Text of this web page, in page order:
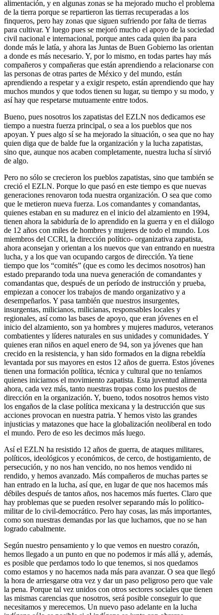
alimentación, y en algunas zonas se ha mejorado mucho el problema
de la tierra porque se repartieron las tierras recuperadas a los
finqueros, pero hay zonas que siguen sufriendo por falta de tierras
para cultivar. Y luego pues se mejoró mucho el apoyo de la sociedad
civil nacional e internacional, porque antes cada quien iba para
donde más le latía, y ahora las Juntas de Buen Gobierno las orientan
a donde es más necesario. Y, por lo mismo, en todas partes hay más
compañeros y compañeras que están aprendiendo a relacionarse con
las personas de otras partes de México y del mundo, están
aprendiendo a respetar y a exigir respeto, están aprendiendo que hay
muchos mundos y que todos tienen su lugar, su tiempo y su modo, y
así hay que respetarse mutuamente entre todos.
Bueno, pues nosotros los zapatistas del EZLN nos dedicamos ese
tiempo a nuestra fuerza principal, o sea a los pueblos que nos
apoyan. Y pues algo sí se ha mejorado la situación, o sea que no hay
quien diga que de balde fue la organización y la lucha zapatistas,
sino que, aunque nos acaben completamente, nuestra lucha sí sirvió
de algo.
Pero no sólo se crecieron los pueblos zapatistas, sino que también se
creció el EZLN. Porque lo que pasó en este tiempo es que nuevas
generaciones renovaron toda nuestra organización. O sea que como
que le metieron nueva fuerza. Los comandantes y comandantas,
quienes estaban en su madurez en el inicio del alzamiento en 1994,
tienen ahora la sabiduría de lo aprendido en la guerra y en el diálogo
de 12 años con miles de hombres y mujeres de todo el mundo. Los
miembros del CCRI, la dirección político- organizativa zapatista,
ahora aconsejan y orientan a los nuevos que van entrando en nuestra
lucha, y a los que van ocupando cargos de dirección. Ya tiene
tiempo que los “comités” (que es como les decimos nosotros) han
estado preparando toda una nueva generación de comandantes y
comandantas que, después de un período de instrucción y prueba,
empiezan a conocer los trabajos de mando organizativo y a
desempeñarlos. Y pasa también que nuestros insurgentes,
insurgentas, milicianos, milicianas, responsables locales y
regionales, así como las bases de apoyo, que eran jóvenes en el
inicio del alzamiento, son ya hombres y mujeres maduros, veteranos
combatientes y líderes naturales en sus unidades y comunidades. Y
quienes eran niños en aquel enero de 94, son ya jóvenes que han
crecido en la resistencia, y han sido formados en la digna rebeldía
levantada por sus mayores en estos 12 años de guerra. Estos jóvenes
tienen una formación política, técnica y cultural que no teníamos
quienes iniciamos el movimiento zapatista. Esta juventud alimenta
ahora, cada vez más, tanto nuestras tropas como los puestos de
dirección en la organización. Y, bueno, todos nosotros hemos visto
los engaños de la clase política mexicana y la destrucción que sus
acciones provocan en nuestra patria. Y hemos visto las grandes
injusticias y matazones que hace la globalización neoliberal en todo
el mundo. Pero de eso les decimos más luego.
Así el EZLN ha resistido 12 años de guerra, de ataques militares,
políticos, ideológicos y económicos, de cerco, de hostigamiento, de
persecución, y no nos han vencido, no nos hemos vendido ni
rendido, y hemos avanzado. Más compañeros de muchas partes se
han entrado en la lucha, así que, en lugar de que nos hacemos más
débiles después de tantos años, nos hacemos más fuertes. Claro que
hay problemas que se pueden resolver separando más lo político-
militar de lo civil-democrático. Pero hay cosas, las más importantes,
como son nuestras demandas por las que luchamos, que no se han
logrado cabalmente.
Según nuestro pensamiento y lo que vemos en nuestro corazón,
hemos llegado a un punto en que no podemos ir más allá y, además,
es posible que perdamos todo lo que tenemos, si nos quedamos
como estamos y no hacemos nada más para avanzar. O sea que llegó
la hora de arriesgarse otra vez y dar un paso peligroso pero que vale
la pena. Porque tal vez unidos con otros sectores sociales que tienen
las mismas carencias que nosotros, será posible conseguir lo que
necesitamos y merecemos. Un nuevo paso adelante en la lucha